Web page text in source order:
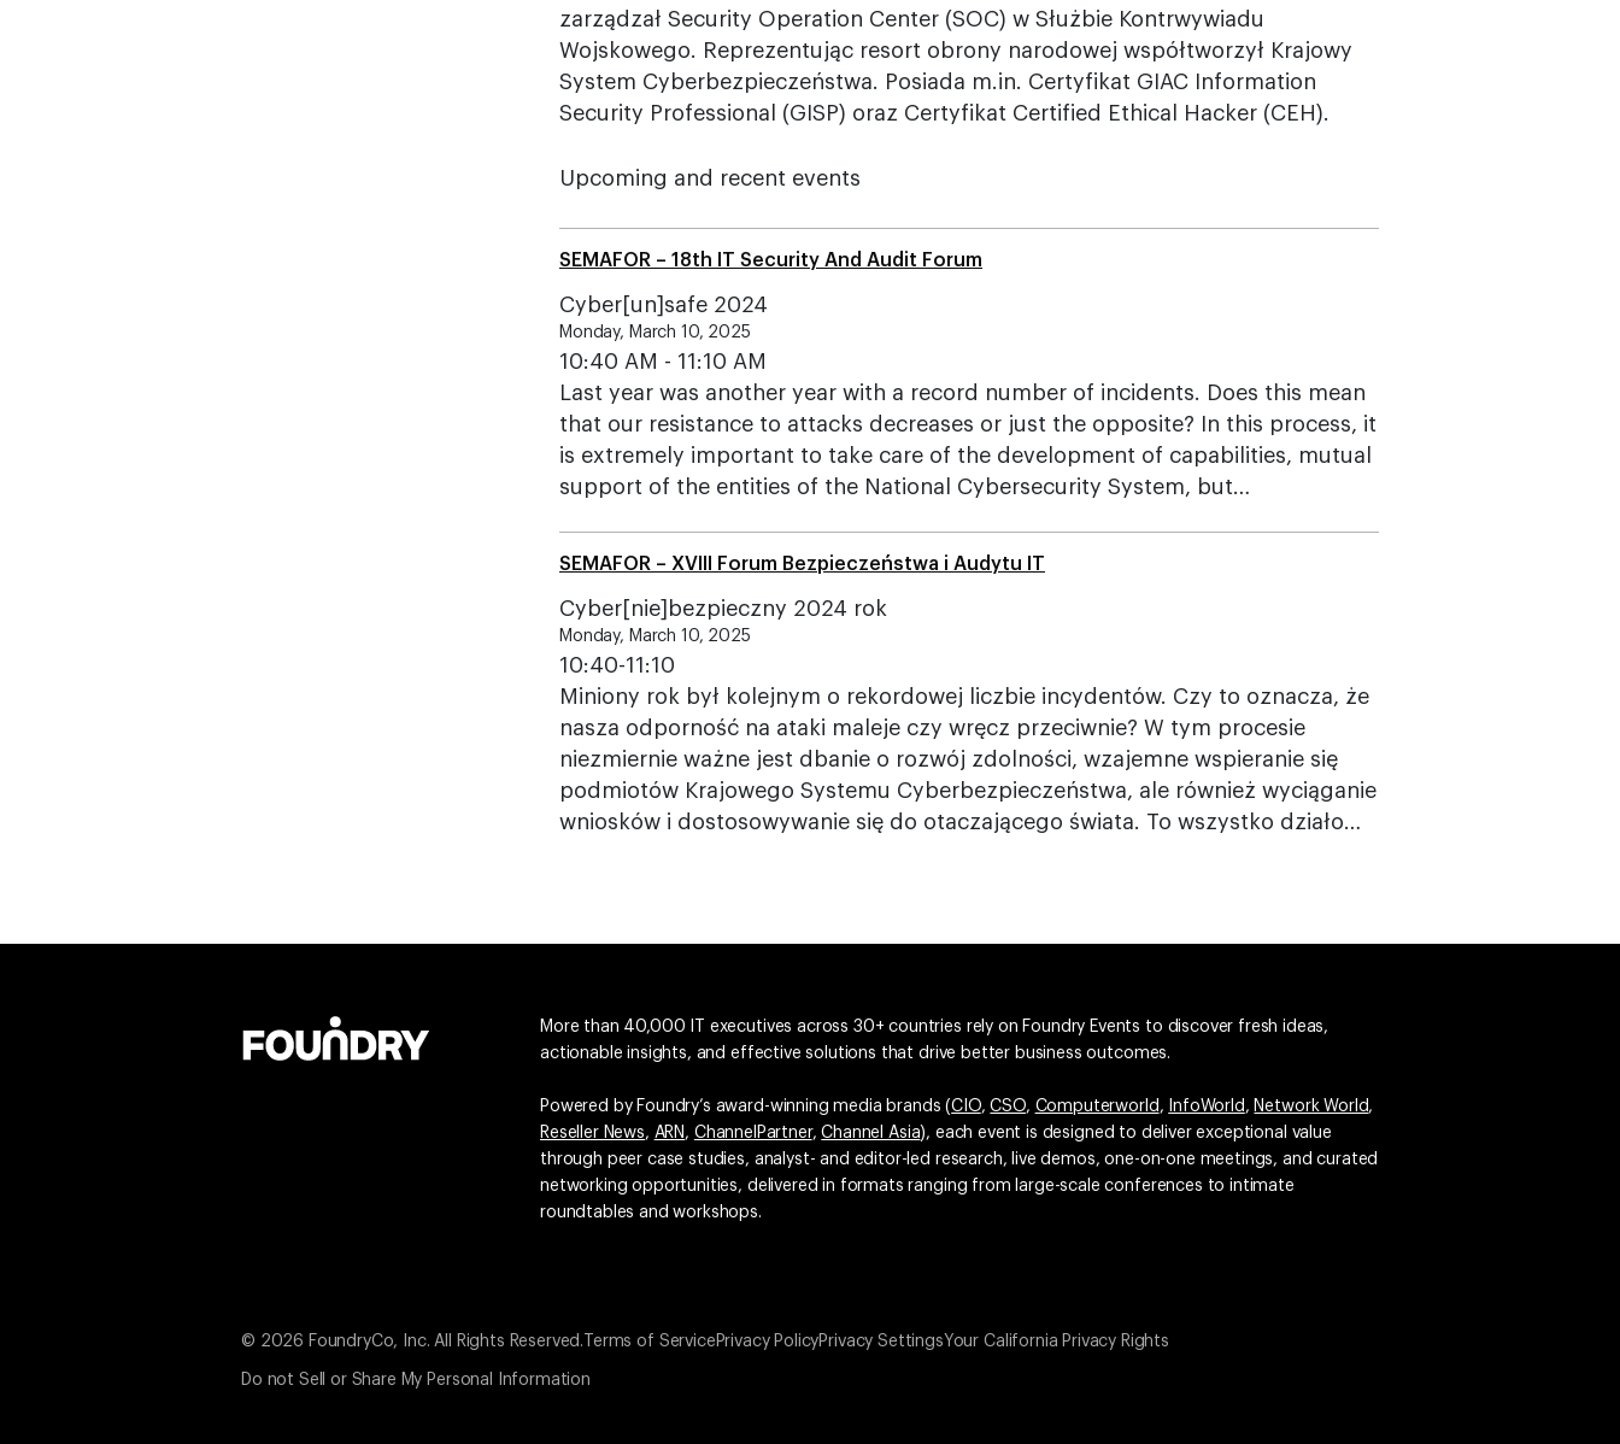
zarządzał Security Operation Center (SOC) w Służbie Kontrwywiadu
Wojskowego. Reprezentując resort obrony narodowej współtworzył Krajowy
System Cyberbezpieczeństwa. Posiada m.in. Certyfikat GIAC Information
Security Professional (GISP) oraz Certyfikat Certified Ethical Hacker (CEH).
Upcoming and recent events
SEMAFOR – 18th IT Security And Audit Forum
Cyber[un]safe 2024
Monday, March 10, 2025
10:40 AM - 11:10 AM
Last year was another year with a record number of incidents. Does this mean
that our resistance to attacks decreases or just the opposite? In this process, it
is extremely important to take care of the development of capabilities, mutual
support of the entities of the National Cybersecurity System, but…
SEMAFOR – XVIII Forum Bezpieczeństwa i Audytu IT
Cyber[nie]bezpieczny 2024 rok
Monday, March 10, 2025
10:40-11:10
Miniony rok był kolejnym o rekordowej liczbie incydentów. Czy to oznacza, że
nasza odporność na ataki maleje czy wręcz przeciwnie? W tym procesie
niezmiernie ważne jest dbanie o rozwój zdolności, wzajemne wspieranie się
podmiotów Krajowego Systemu Cyberbezpieczeństwa, ale również wyciąganie
wniosków i dostosowywanie się do otaczającego świata. To wszystko działo…
More than 40,000 IT executives across 30+ countries rely on Foundry Events to discover fresh ideas,
actionable insights, and effective solutions that drive better business outcomes.
Powered by Foundry’s award-winning media brands (CIO,CSO, Computerworld , InfoWorld , Network World,
Reseller News, ARN , ChannelPartner,Channel Asia), each event is designed to deliver exceptional value
through peer case studies, analyst- and editor-led research, live demos, one-on-one meetings, and curated
networking opportunities, delivered in formats ranging from large-scale conferences to intimate
roundtables and workshops.
© 2026 FoundryCo, Inc. All Rights Reserved. Terms of Service Privacy PolicyPrivacy SettingsYour California Privacy Rights
Do not Sell or Share My Personal Information